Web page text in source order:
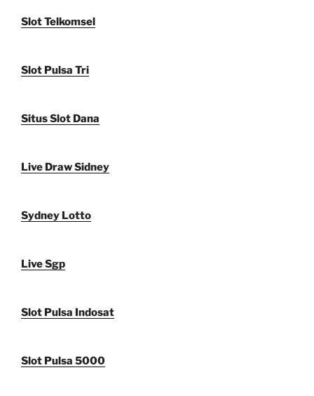
Slot Telkomsel
Slot Pulsa Tri
Situs Slot Dana
Live Draw Sidney
Sydney Lotto
Live Sgp
Slot Pulsa Indosat
Slot Pulsa 5000